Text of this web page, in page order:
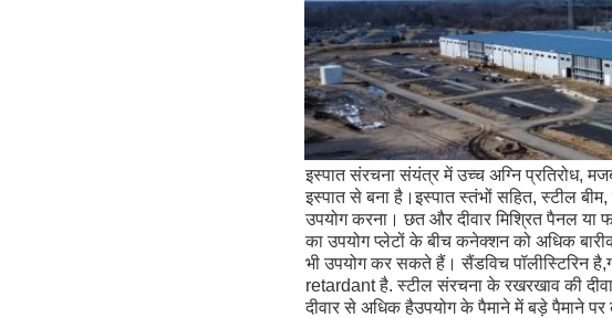
इस्पात संरचना संयंत्र में उच्च अग्नि प्रतिरोध,
इस्पात से बना है।इस्पात स्तंभों सहित, स्टील
उपयोग करना। छत और दीवार मिश्रित पैनल
का उपयोग प्लेटों के बीच कनेक्शन को अधिक
भी उपयोग कर सकते हैं। सैंडविच पॉलीस्टिरिन
retardant है. स्टील संरचना के रखरखाव की
दीवार से अधिक हैउपयोग के पैमाने में बड़े पैमाने